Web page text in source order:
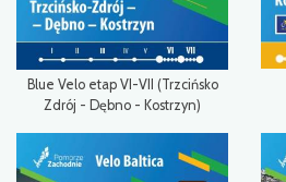
Blue Velo etap VI-VII (Trzcińsko
Zdrój - Dębno - Kostrzyn)